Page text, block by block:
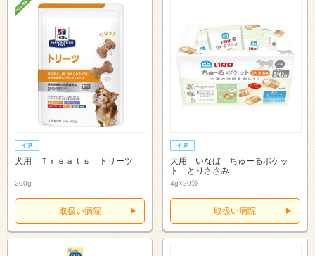
犬用 Ｔｒｅａｔｓ トリーツ
200g
取扱い病院
犬用 いなば ちゅーるポケッ
ト とりささみ
4g×20袋
取扱い病院